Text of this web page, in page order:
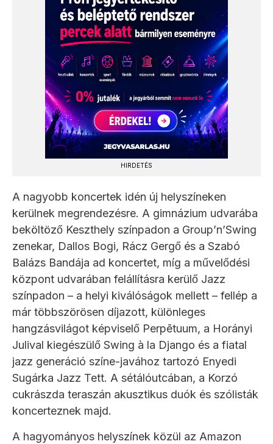
HIRDETÉS
A nagyobb koncertek idén új helyszíneken
kerülnek megrendezésre. A gimnázium udvarába
beköltöző Keszthely színpadon a Group’n’Swing
zenekar, Dallos Bogi, Rácz Gergő és a Szabó
Balázs Bandája ad koncertet, míg a művelődési
központ udvarában felállításra kerülő Jazz
színpadon – a helyi kiválóságok mellett – fellép a
már többszörösen díjazott, különleges
hangzásvilágot képviselő Perpētuum, a Horányi
Julival kiegészülő Swing à la Django és a fiatal
jazz generáció színe-javához tartozó Enyedi
Sugárka Jazz Tett. A sétálóutcában, a Korzó
cukrászda teraszán akusztikus duók és szólisták
koncerteznek majd.
A hagyományos helyszínek közül az Amazon